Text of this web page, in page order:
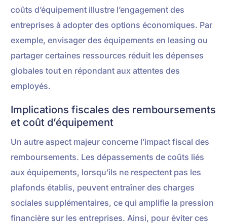
coûts d’équipement illustre l’engagement des
entreprises à adopter des options économiques. Par
exemple, envisager des équipements en leasing ou
partager certaines ressources réduit les dépenses
globales tout en répondant aux attentes des
employés.
Implications fiscales des remboursements
et coût d’équipement
Un autre aspect majeur concerne l’impact fiscal des
remboursements. Les dépassements de coûts liés
aux équipements, lorsqu’ils ne respectent pas les
plafonds établis, peuvent entraîner des charges
sociales supplémentaires, ce qui amplifie la pression
financière sur les entreprises. Ainsi, pour éviter ces